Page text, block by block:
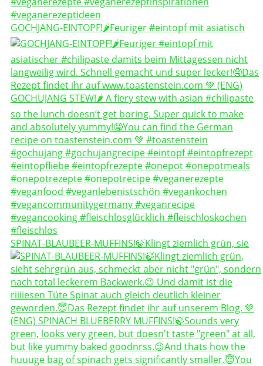
GOCHJANG-EINTOPF!🌶️Feuriger #eintopf mit asiatisch
SPINAT-BLAUBEER-MUFFINS!🍃Klingt ziemlich grün, sie